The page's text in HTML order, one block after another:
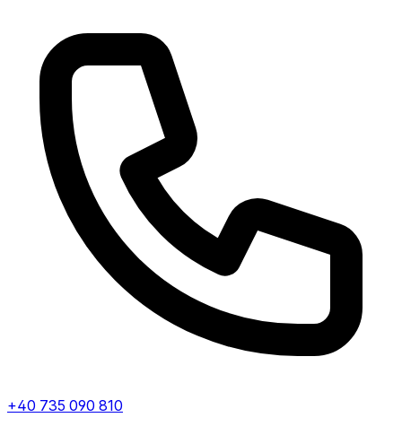
+40 735 090 810